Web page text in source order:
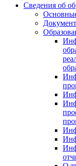
Сведения об